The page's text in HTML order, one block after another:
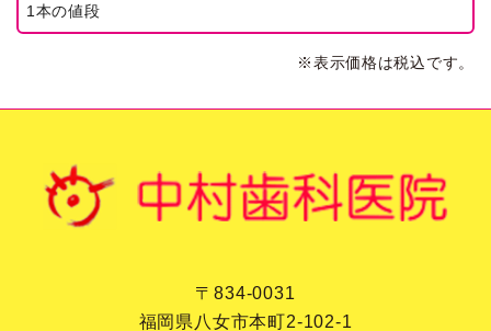
1本の値段
※表示価格は税込です。
〒834-0031
福岡県八女市本町2-102-1